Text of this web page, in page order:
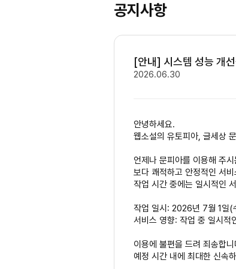
공지사항
[안내] 시스템 성능 개
2026.06.30
안녕하세요.
웹소설의 유토피아, 글세상
언제나 문피아를 이용해 주
보다 쾌적하고 안정적인 서
작업 시간 중에는 일시적인
작업 일시: 2026년 7월 1일(
서비스 영향: 작업 중 일시적
이용에 불편을 드려 죄송합니
예정 시간 내에 최대한 신속